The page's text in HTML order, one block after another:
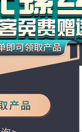
常见问题